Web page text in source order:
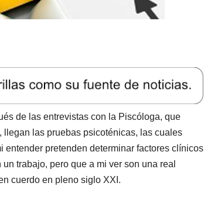
de las entrevistas con la Piscóloga, que
las pruebas psicoténicas, las cuales
pretenden determinar factores clínicos
trabajo, pero que a mi ver son una real
cuerdo en pleno siglo XXI.